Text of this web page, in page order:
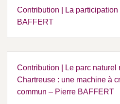
Contribution | La
BAFFERT
Contribution | Le parc naturel
Chartreuse : une machine à
commun – Pierre BAFFERT